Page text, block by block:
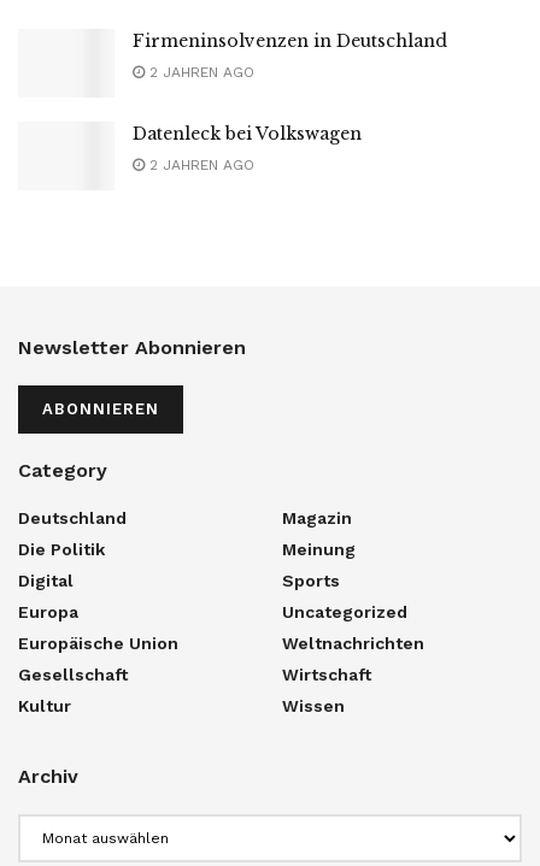
Firmeninsolvenzen in Deutschland
2 JAHREN AGO
Datenleck bei Volkswagen
2 JAHREN AGO
Newsletter Abonnieren
ABONNIEREN
Category
Deutschland
Die Politik
Digital
Europa
Europäische Union
Gesellschaft
Kultur
Magazin
Meinung
Sports
Uncategorized
Weltnachrichten
Wirtschaft
Wissen
Archiv